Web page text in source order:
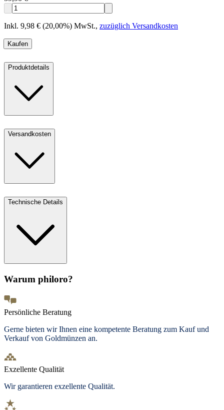
Inkl. 9,98 € (20,00%) MwSt., zuzüglich Versandkosten
Kaufen
Produktdetails
Versandkosten
Technische Details
Warum philoro?
Persönliche Beratung
Gerne bieten wir Ihnen eine kompetente Beratung zum Kauf und
Verkauf von Goldmünzen an.
Exzellente Qualität
Wir garantieren exzellente Qualität.